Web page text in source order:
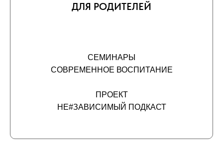
ДЛЯ РОДИТЕЛЕЙ
СЕМИНАРЫ
СОВРЕМЕННОЕ ВОСПИТАНИЕ
ПРОЕКТ
НЕ#ЗАВИСИМЫЙ ПОДКАСТ